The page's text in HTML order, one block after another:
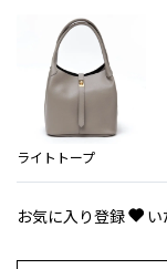
ライトトープ
お気に入り登録